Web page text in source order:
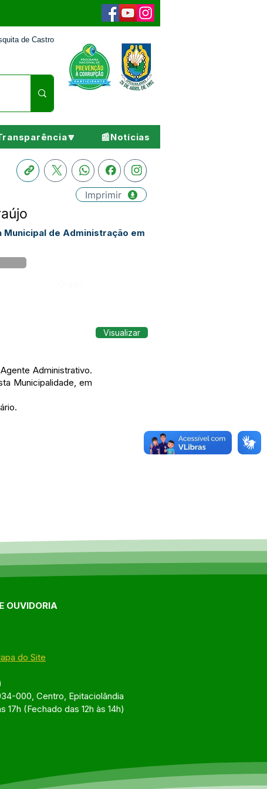
de Castro
📰Notícias
Imprimir
de Administração em
Administrativo.
Municipalidade, em
Visualizar
OUVIDORIA
do Site
000, Centro, Epitaciolândia
17h (Fechado das 12h às 14h)